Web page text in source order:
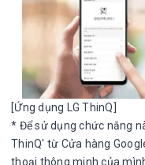
[Ứng dụng LG ThinQ]
* Để sử dụng chức năng
ThinQ' từ Cửa hàng
thoại thông minh của